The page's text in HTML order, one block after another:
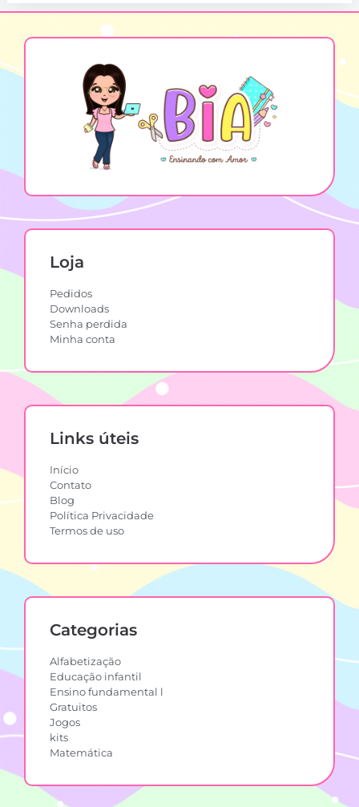
Loja
Pedidos
Downloads
Senha perdida
Minha conta
Links úteis
Início
Contato
Blog
Política Privacidade
Termos de uso
Categorias
Alfabetização
Educação infantil
Ensino fundamental l
Gratuitos
Jogos
kits
Matemática